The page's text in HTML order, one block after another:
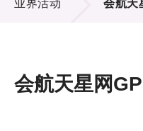
活动及消息
业界活动 会航天
会航天星网